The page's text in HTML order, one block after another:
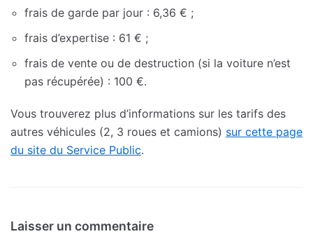
frais de garde par jour : 6,36 € ;
frais d’expertise : 61 € ;
frais de vente ou de destruction (si la voiture n’est
pas récupérée) : 100 €.
Vous trouverez plus d’informations sur les tarifs des
autres véhicules (2, 3 roues et camions) sur cette page
du site du Service Public.
Laisser un commentaire